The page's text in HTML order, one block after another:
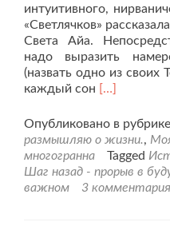
интуитивного,
«Светлячков»
Света Айа.
надо выразить
(назвать одно из своих
каждый сон Читать
проМои
сны
[…]
Опубликовано в рубрике
размышляю о жизни.,
многогранна
Tagged
Шаг назад - прорыв в
важном
3 комментария